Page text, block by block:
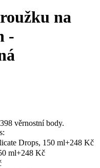
na
-
398 věrnostní body.
Drops, 150 ml+248 Kč
ml+248 Kč